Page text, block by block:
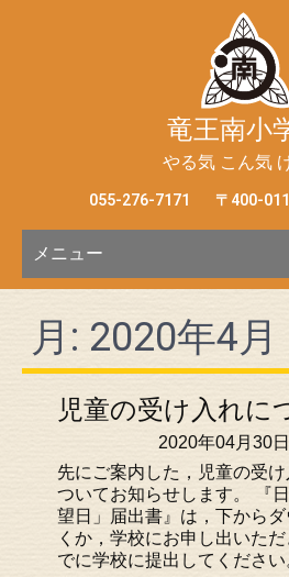
竜王南小
やる気 こん気
055-276-7171 〒400-
メニュー
月: 2020年4月
児童の受け入れに
2020年04月30日
先にご案内した，児童の受
ついてお知らせします。 『
望日」届出書』は，下から
くか，学校にお申し出いた
でに学校に提出してくださ